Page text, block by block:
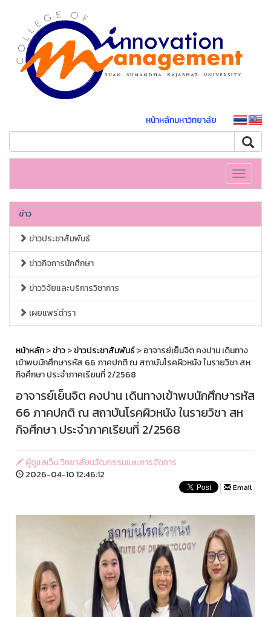
หน้าหลักมหาวิทยาลัย
Toggle
ข่าว
ข่าวประชาสัมพันธ์
ข่าวกิจการนักศึกษา
ข่าววิจัยและบริการวิชาการ
เผยแพร่ตำรา
หน้าหลัก>ข่าว>ข่าวประชาสัมพันธ์> อาจารย์เย็นจิต คงปาน เดินทาง
เข้าพบนักศึกษารหัส 66 ภาคปกติ ณ สถาบันโรคผิวหนัง ในรายวิชา สห
กิจศึกษา ประจำภาคเรียนที่ 2/2568
อาจารย์เย็นจิต คงปาน เดินทางเข้าพบนักศึกษารหัส
66 ภาคปกติ ณ สถาบันโรคผิวหนัง ในรายวิชา สห
กิจศึกษา ประจำภาคเรียนที่ 2/2568
ผู้ดูแลเว็บ วิทยาลัยนวัฒกรรมและการจัดการ
2026-04-10 12:46:12
Email